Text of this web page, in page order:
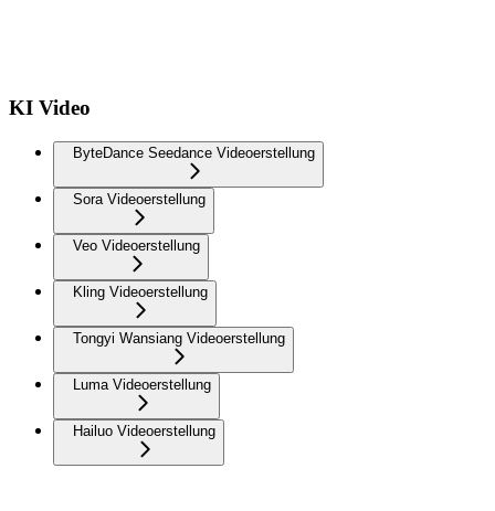
KI Video
ByteDance Seedance Videoerstellung
Sora Videoerstellung
Veo Videoerstellung
Kling Videoerstellung
Tongyi Wansiang Videoerstellung
Luma Videoerstellung
Hailuo Videoerstellung